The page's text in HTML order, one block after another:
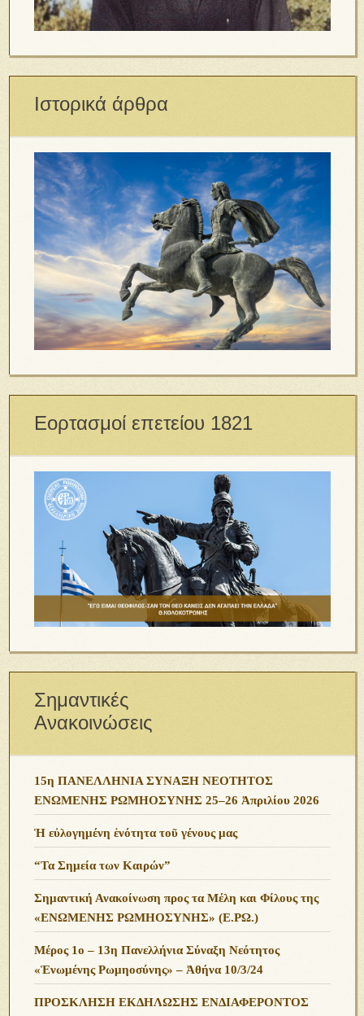
Ιστορικά άρθρα
Εορτασμοί επετείου 1821
Σημαντικές
Ανακοινώσεις
15η ΠΑΝΕΛΛΗΝΙΑ ΣΥΝΑΞΗ ΝΕΟΤΗΤΟΣ
ΕΝΩΜΕΝΗΣ ΡΩΜΗΟΣΥΝΗΣ 25–26 Ἀπριλίου 2026
Ἡ εὐλογημένη ἑνότητα τοῦ γένους μας
“Τα Σημεία των Καιρών”
Σημαντική Ανακοίνωση προς τα Μέλη και Φίλους της
«ΕΝΩΜΕΝΗΣ ΡΩΜΗΟΣΥΝΗΣ» (Ε.ΡΩ.)
Μέρος 1ο – 13η Πανελλήνια Σύναξη Νεότητος
«Ἑνωμένης Ρωμηοσύνης» – Ἀθήνα 10/3/24
ΠΡΟΣΚΛΗΣΗ ΕΚΔΗΛΩΣΗΣ ΕΝΔΙΑΦΕΡΟΝΤΟΣ